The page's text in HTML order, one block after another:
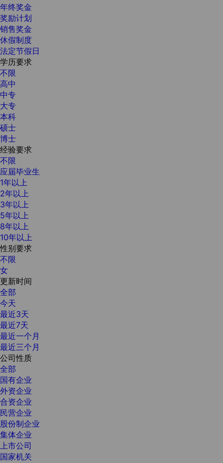
年终奖金
奖励计划
销售奖金
休假制度
法定节假日
学历要求
不限
高中
中专
大专
本科
硕士
博士
经验要求
不限
应届毕业生
1年以上
2年以上
3年以上
5年以上
8年以上
10年以上
性别要求
不限
女
更新时间
全部
今天
最近3天
最近7天
最近一个月
最近三个月
公司性质
全部
国有企业
外资企业
合资企业
民营企业
股份制企业
集体企业
上市公司
国家机关